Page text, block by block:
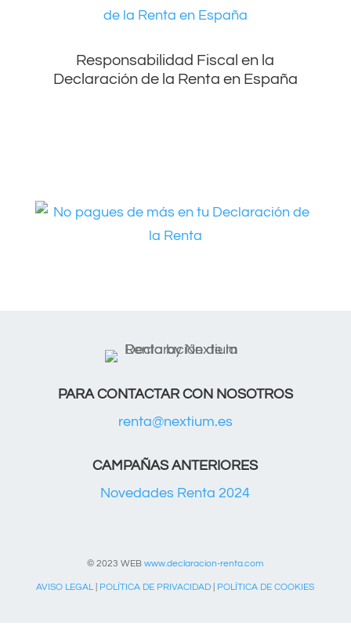
Responsabilidad Fiscal en la
Declaración de la Renta en España
PARA CONTACTAR CON NOSOTROS
renta@nextium.es
CAMPAÑAS ANTERIORES
Novedades Renta 2024
© 2023 WEBwww.declaracion-renta.com
AVISO LEGAL| POLÍTICA DE PRIVACIDAD POLÍTICA DE COOKIES